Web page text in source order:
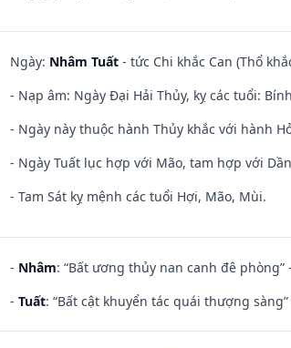
Ngày: Nhâm Tuất - tức Chi khắc Can (Thổ
- Nạp âm: Ngày Đại Hải Thủy, kỵ các tuổi:
- Ngày này thuộc hành Thủy khắc với hành
- Ngày Tuất lục hợp với Mão, tam hợp với
- Tam Sát kỵ mệnh các tuổi Hợi, Mão, Mùi.
- Nhâm: “Bất ương thủy nan canh đê
- Tuất: “Bất cật khuyển tác quái thượng